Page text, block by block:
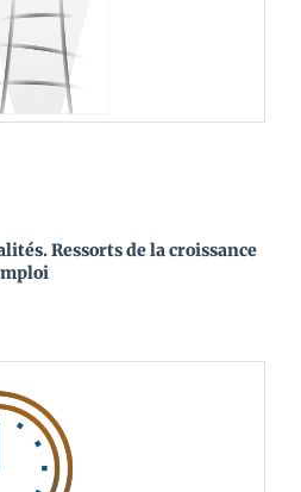
Ressorts de la croissance